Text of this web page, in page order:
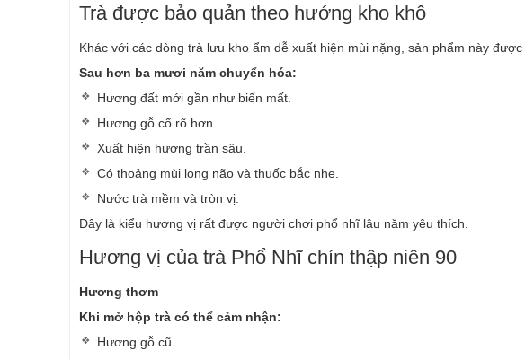
Trà được bảo quản theo hướng kho khô
Khác với các dòng trà lưu kho ẩm dễ xuất hiện mùi nặng, sản phẩm này
Sau hơn ba mươi năm chuyển hóa:
Hương đất mới gần như biến mất.
Hương gỗ cổ rõ hơn.
Xuất hiện hương trần sâu.
Có thoảng mùi long não và thuốc bắc nhẹ.
Nước trà mềm và tròn vị.
Đây là kiểu hương vị rất được người chơi phổ nhĩ lâu năm yêu thích.
Hương vị của trà Phổ Nhĩ chín thập niên 90
Hương thơm
Khi mở hộp trà có thể cảm nhận:
Hương gỗ cũ.